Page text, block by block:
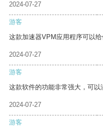
2024-07-27
游客
这款加速器VPM应用程序可以
2024-07-27
游客
这款软件的功能非常强大，可以
2024-07-27
游客